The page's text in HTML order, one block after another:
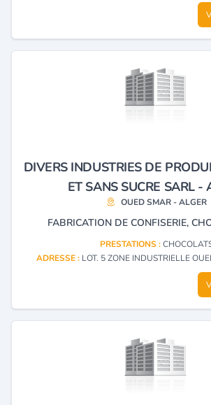
DIVERS INDUSTRIES DE
ET SANS SUCRE SARL -
OUED SMAR - ALGER
FABRICATION DE CONFISERIE,
PRESTATIONS :
ADRESSE : LOT. 5 ZONE INDUSTRIELLE